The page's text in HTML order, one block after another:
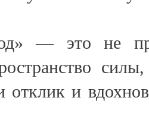
— это не
отклик и